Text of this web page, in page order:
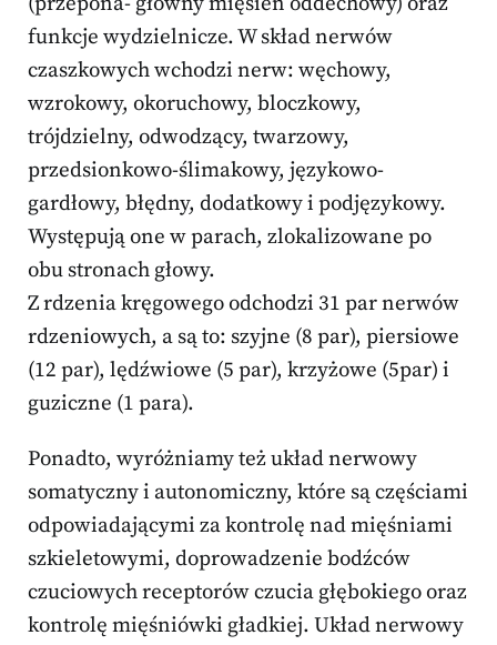
funkcje wydzielnicze. W skład nerwów
czaszkowych wchodzi nerw: węchowy,
wzrokowy, okoruchowy, bloczkowy,
trójdzielny, odwodzący, twarzowy,
przedsionkowo-ślimakowy, językowo-
gardłowy, błędny, dodatkowy i podjęzykowy.
Występują one w parach, zlokalizowane po
obu stronach głowy.
Z rdzenia kręgowego odchodzi 31 par nerwów
rdzeniowych, a są to: szyjne (8 par), piersiowe
(12 par), lędźwiowe (5 par), krzyżowe (5par) i
guziczne (1 para).
Ponadto, wyróżniamy też układ nerwowy
somatyczny i autonomiczny, które są częściami
odpowiadającymi za kontrolę nad mięśniami
szkieletowymi, doprowadzenie bodźców
czuciowych receptorów czucia głębokiego oraz
kontrolę mięśniówki gładkiej. Układ nerwowy